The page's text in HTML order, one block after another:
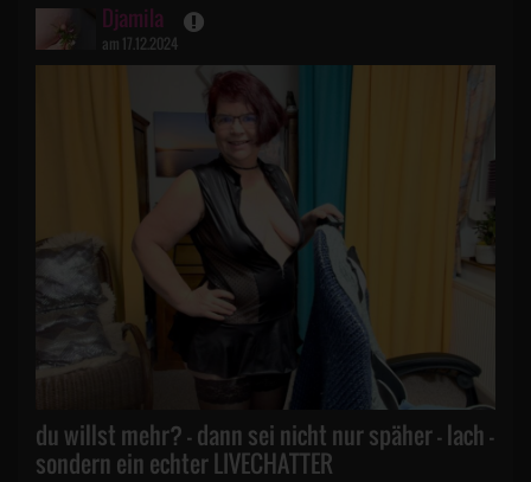
Djamila
am 17.12.2024
du willst mehr? - dann sei nicht nur späher - lach -
sondern ein echter LIVECHATTER